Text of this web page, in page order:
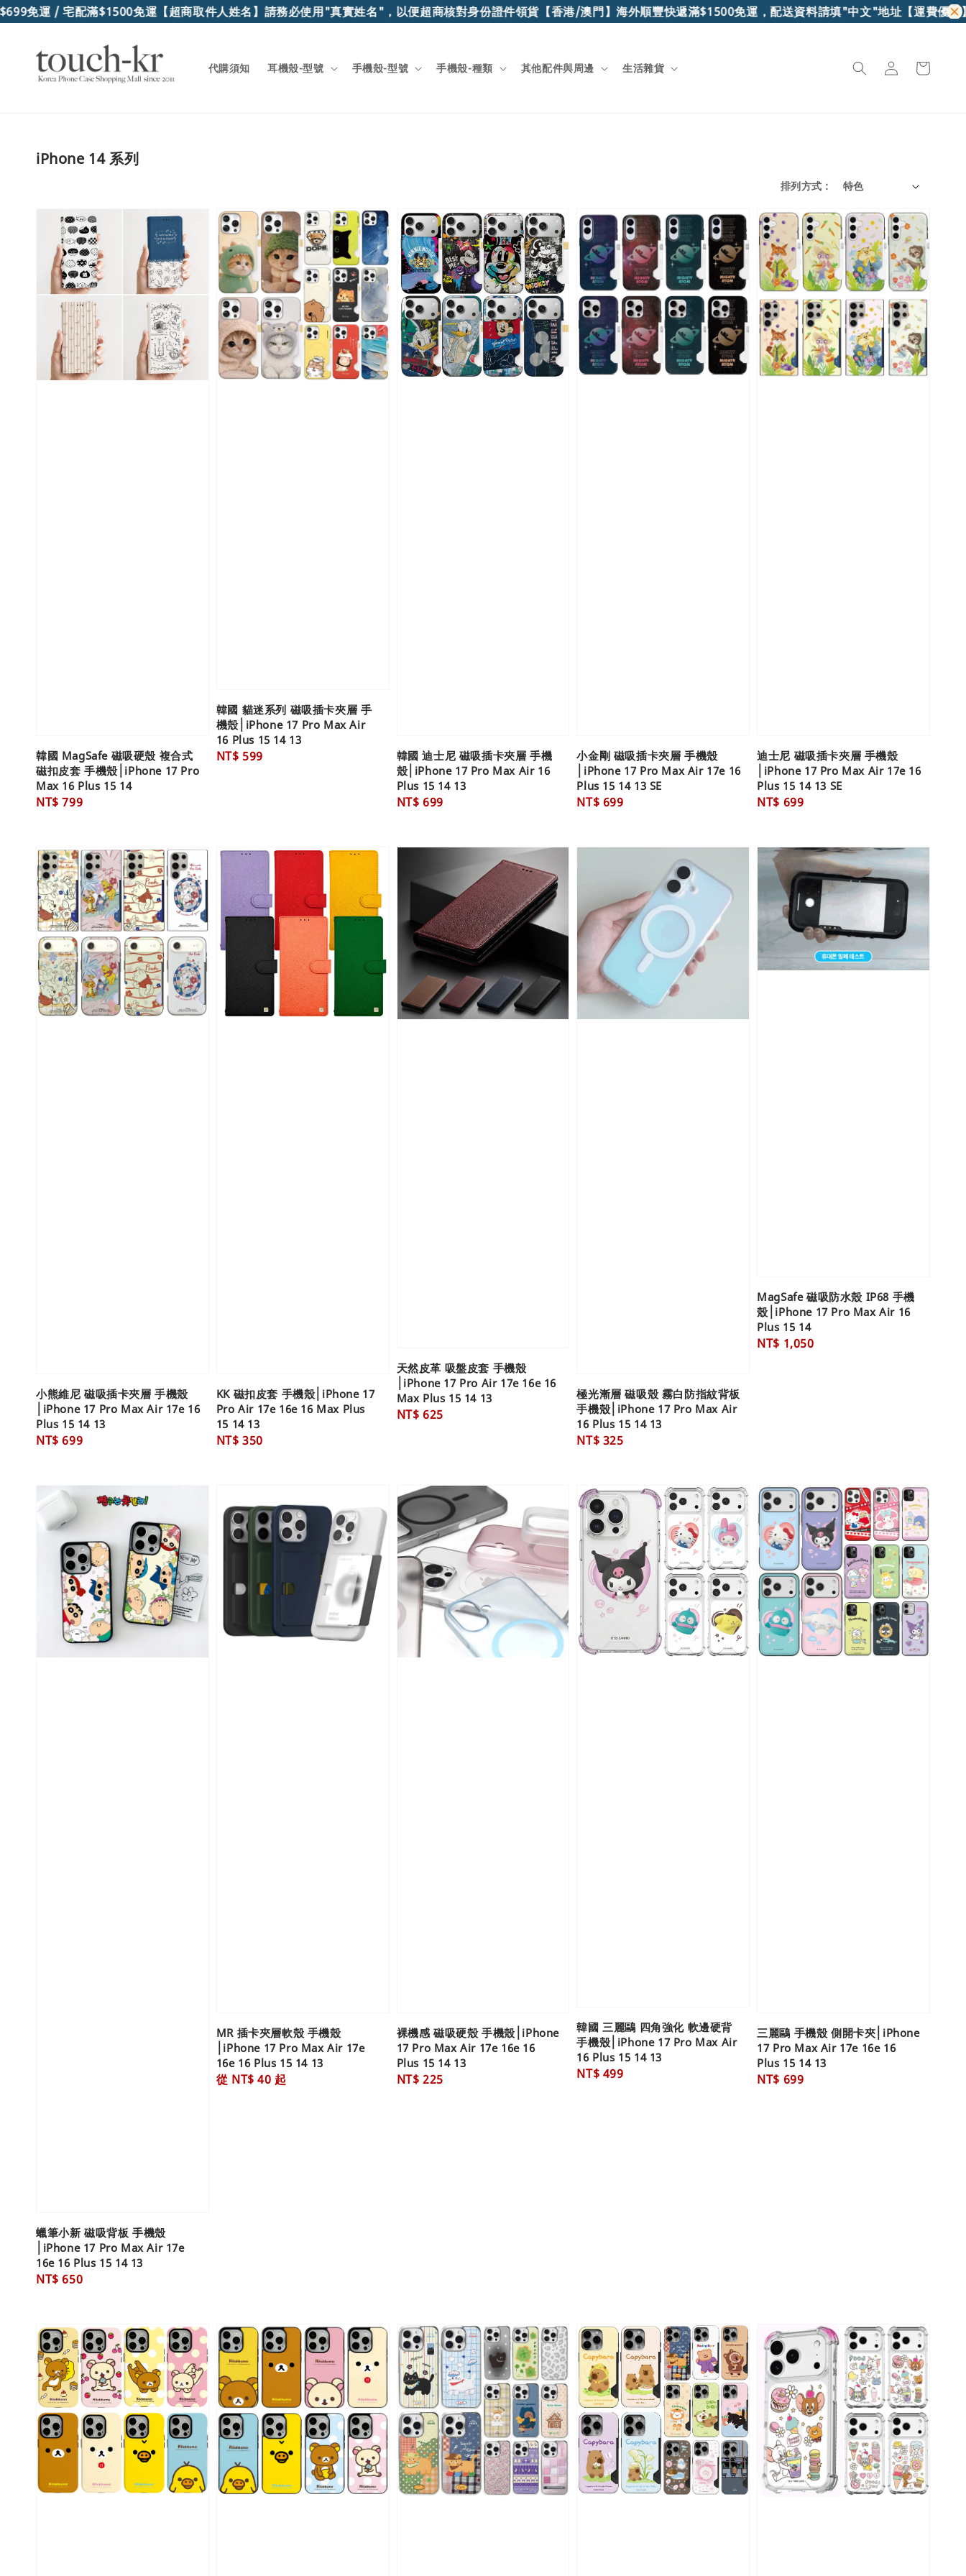
/ 宅配滿$1500免運【超商取件人姓名】請務必使用"真實姓名"，以便超商核對身份證件領貨【香港/澳門】海外順豐快遞滿$1500免運，配送資料請填"中文"地址【運費優惠】7-
代購須知 耳機殼-型號 手機殼-型號 手機殼-種類 其他配件與周邊 生活雜貨
iPhone 14 系列
排列方式 :
韓國 MagSafe 磁吸硬殼 複合式
磁扣皮套 手機殼│iPhone 17 Pro
Max 16 Plus 15 14
Regular
NT$ 799
韓國 貓迷系列 磁吸插卡夾層 手
機殼│iPhone 17 Pro Max Air
16 Plus 15 14 13
Regular
NT$ 599
韓國 迪士尼 磁吸插卡夾層 手機
殼│iPhone 17 Pro Max Air 16
Plus 15 14 13
Regular
NT$ 699
小金剛 磁吸插卡夾層 手機殼
│iPhone 17 Pro Max Air 17e 16
Plus 15 14 13 SE
Regular
NT$ 699
迪士尼 磁吸插卡夾層 手機殼
│iPhone 17 Pro Max Air 17e 16
Plus 15 14 13 SE
Regular
NT$ 699
小熊維尼 磁吸插卡夾層 手機殼
│iPhone 17 Pro Max Air 17e 16
Plus 15 14 13
Regular
NT$ 699
KK 磁扣皮套 手機殼│iPhone 17
Pro Air 17e 16e 16 Max Plus
15 14 13
Regular
NT$ 350
天然皮革 吸盤皮套 手機殼
│iPhone 17 Pro Air 17e 16e 16
Max Plus 15 14 13
Regular
NT$ 625
極光漸層 磁吸殼 霧白防指紋背板
手機殼│iPhone 17 Pro Max Air
16 Plus 15 14 13
Regular
NT$ 325
MagSafe 磁吸防水殼 IP68 手機
殼│iPhone 17 Pro Max Air 16
Plus 15 14
Regular
NT$ 1,050
蠟筆小新 磁吸背板 手機殼
│iPhone 17 Pro Max Air 17e
16e 16 Plus 15 14 13
Regular
NT$ 650
MR 插卡夾層軟殼 手機殼
│iPhone 17 Pro Max Air 17e
16e 16 Plus 15 14 13
Regular
從 NT$ 40 起
裸機感 磁吸硬殼 手機殼│iPhone
17 Pro Max Air 17e 16e 16
Plus 15 14 13
Regular
NT$ 225
韓國 三麗鷗 四角強化 軟邊硬背
手機殼│iPhone 17 Pro Max Air
16 Plus 15 14 13
Regular
NT$ 499
三麗鷗 手機殼 側開卡夾│iPhone
17 Pro Max Air 17e 16e 16
Plus 15 14 13
Regular
NT$ 699